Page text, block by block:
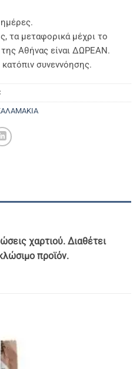
τα μεταφορικά μέχρι το
Αθήνας είναι ΔΩΡΕΑΝ.
συνεννόησης.
χαρτιού. Διαθέτει
προϊόν.